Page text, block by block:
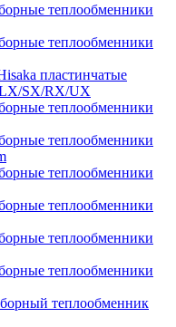
теплообменники
теплообменники
пластинчатые
LX/SX/RX/UX
теплообменники
теплообменники
теплообменники
теплообменники
теплообменники
теплообменники
теплообменник